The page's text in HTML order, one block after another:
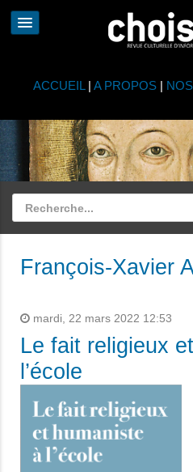
ACCUEIL | A PROPOS|
François-Xavier
mardi, 22 mars 2022 12:53
Le fait religieux
l’école